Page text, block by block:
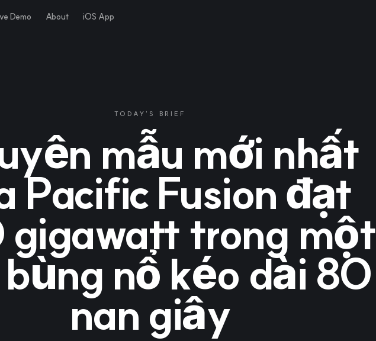
Demo About iOS App
TODAY'S BRIEF
mẫu mới nhất
Pacific Fusion đạt
trong một
nổ kéo dài 80
nan giây